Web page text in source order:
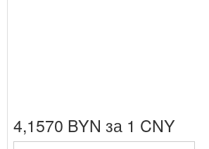
4,1570 BYN за 1 CNY